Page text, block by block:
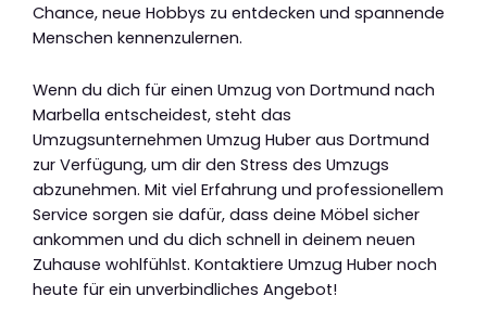
Chance, neue Hobbys zu entdecken und spannende
Menschen kennenzulernen.
Wenn du dich für einen Umzug von Dortmund nach
Marbella entscheidest, steht das
Umzugsunternehmen Umzug Huber aus Dortmund
zur Verfügung, um dir den Stress des Umzugs
abzunehmen. Mit viel Erfahrung und professionellem
Service sorgen sie dafür, dass deine Möbel sicher
ankommen und du dich schnell in deinem neuen
Zuhause wohlfühlst. Kontaktiere Umzug Huber noch
heute für ein unverbindliches Angebot!